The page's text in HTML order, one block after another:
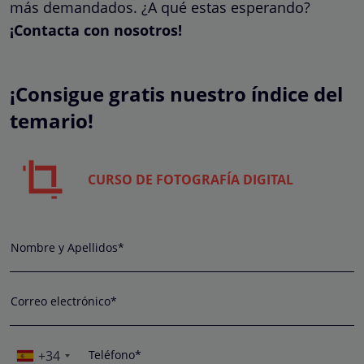
más demandados. ¿A qué estas esperando?
¡Contacta con nosotros!
¡Consigue gratis nuestro índice del
temario!
CURSO DE FOTOGRAFÍA DIGITAL
Nombre y Apellidos*
Correo electrónico*
+34 Teléfono*